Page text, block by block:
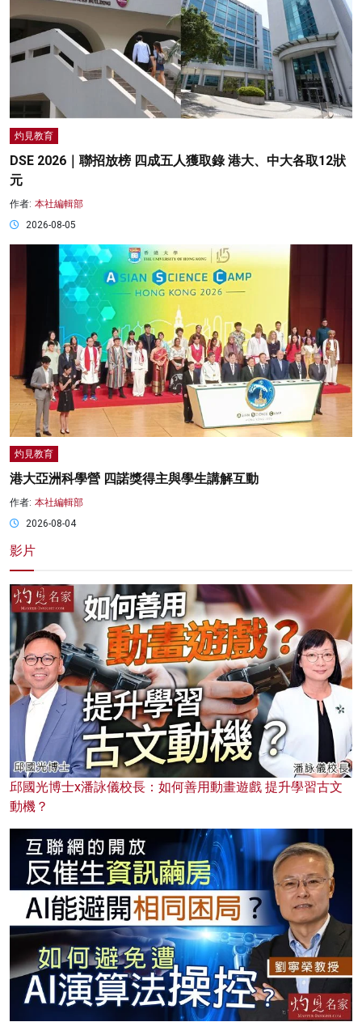
灼見教育
DSE 2026｜聯招放榜 四成五人獲取錄 港大、中大各取12狀
元
作者: 本社編輯部
2026-08-05
灼見教育
港大亞洲科學營 四諾獎得主與學生講解互動
作者: 本社編輯部
2026-08-04
影片
邱國光博士x潘詠儀校長：如何善用動畫遊戲 提升學習古文
動機？